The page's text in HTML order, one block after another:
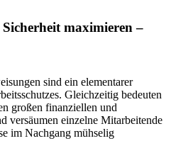
maximieren –
sind ein elementarer
Gleichzeitig bedeuten
großen finanziellen und
versäumen einzelne Mitarbeitende
im Nachgang mühselig